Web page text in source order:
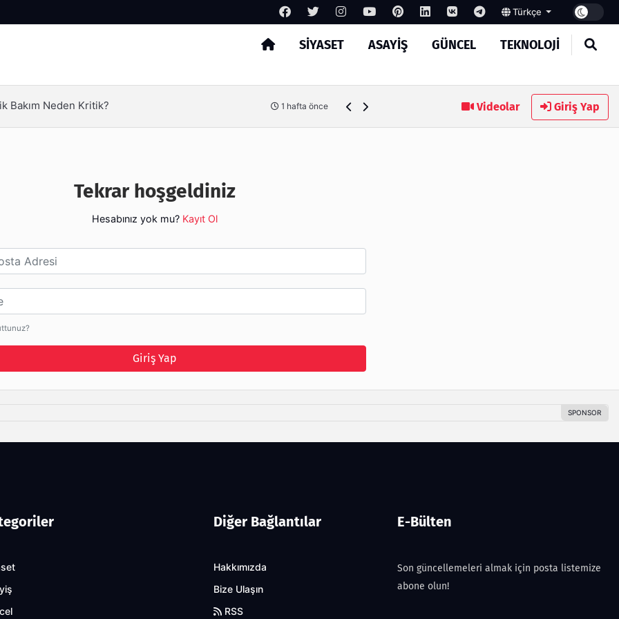
Türkçe
SIYASET ASAYIŞ GÜNCEL TEKNOLOJI
Arama
Bakım Neden Kritik? 1 hafta önce Ambalaj Süreçlerinde Yeni Nesil Verimliliği Olimpack ile
Videolar Giriş Yap
Tekrar hoşgeldiniz
Hesabınız yok mu? Kayıt Ol
Giriş Yap
Diğer Bağlantılar
Hakkımızda
Bize Ulaşın
RSS
E-Bülten
Son güncellemeleri almak için posta listemize
abone olun!